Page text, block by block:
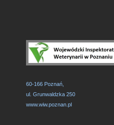
60-166 Poznań,
ul. Grunwaldzka 250
www.wiw.poznan.pl